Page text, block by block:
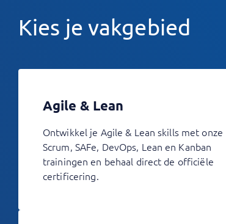
Kies je vakgebied
Agile & Lean
Ontwikkel je Agile & Lean skills met onze
Scrum, SAFe, DevOps, Lean en Kanban
trainingen en behaal direct de officiële
certificering.